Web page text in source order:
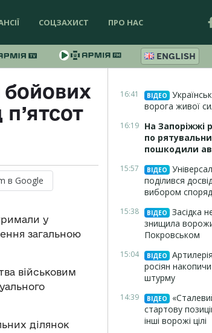
СОЦЗАХИСТ ПРО НАС
ENGLISH
бойових
в Google
у
загальною
військовим
ділянок
16:41 ВІДЕО
ворога живої
16:19 На Запоріжжі
по
пошкодили
15:57 ВІДЕО
поділився
вибором
15:38 ВІДЕО
Засідка
знищила
Покровськом
15:04 ВІДЕО
росіян
штурму
14:39 ВІДЕО
стартову
інші ворожі цілі